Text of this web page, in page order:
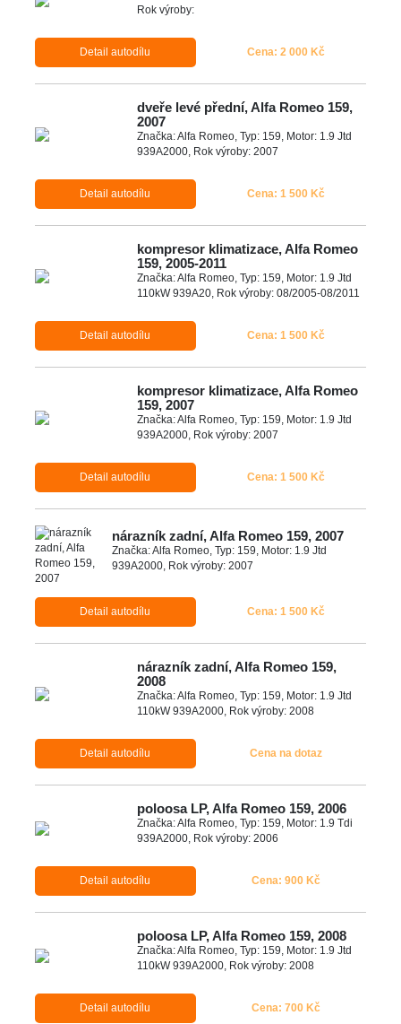
Rok výroby:
Detail autodílu Cena: 2 000 Kč
dveře levé přední, Alfa Romeo 159,
2007
Značka: Alfa Romeo, Typ: 159, Motor: 1.9 Jtd
939A2000, Rok výroby: 2007
Detail autodílu Cena: 1 500 Kč
kompresor klimatizace, Alfa Romeo
159, 2005-2011
Značka: Alfa Romeo, Typ: 159, Motor: 1.9 Jtd
110kW 939A20, Rok výroby: 08/2005-08/2011
Detail autodílu Cena: 1 500 Kč
kompresor klimatizace, Alfa Romeo
159, 2007
Značka: Alfa Romeo, Typ: 159, Motor: 1.9 Jtd
939A2000, Rok výroby: 2007
Detail autodílu Cena: 1 500 Kč
nárazník zadní, Alfa Romeo 159, 2007
Značka: Alfa Romeo, Typ: 159, Motor: 1.9 Jtd
939A2000, Rok výroby: 2007
Detail autodílu Cena: 1 500 Kč
nárazník zadní, Alfa Romeo 159,
2008
Značka: Alfa Romeo, Typ: 159, Motor: 1.9 Jtd
110kW 939A2000, Rok výroby: 2008
Detail autodílu Cena na dotaz
poloosa LP, Alfa Romeo 159, 2006
Značka: Alfa Romeo, Typ: 159, Motor: 1.9 Tdi
939A2000, Rok výroby: 2006
Detail autodílu Cena: 900 Kč
poloosa LP, Alfa Romeo 159, 2008
Značka: Alfa Romeo, Typ: 159, Motor: 1.9 Jtd
110kW 939A2000, Rok výroby: 2008
Detail autodílu Cena: 700 Kč